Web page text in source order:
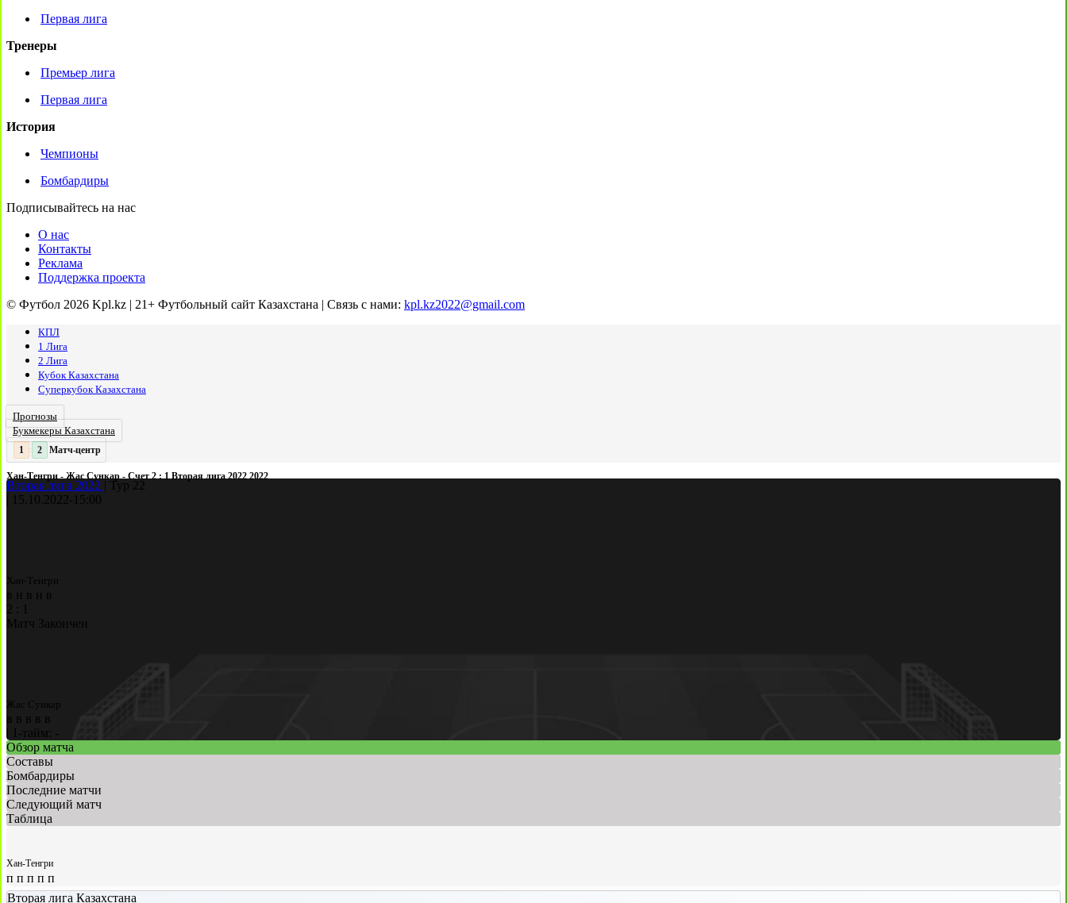
Первая лига
Тренеры
Премьер лига
Первая лига
История
Чемпионы
Бомбардиры
Подписывайтесь на нас
О нас
Контакты
Реклама
Поддержка проекта
© Футбол 2026 Kpl.kz | 21+ Футбольный сайт Казахстана | Связь с нами: kpl.kz2022@gmail.com
КПЛ
1 Лига
2 Лига
Кубок Казахстана
Суперкубок Казахстана
Прогнозы
Букмекеры Казахстана
2 : 2 Матч-центр
Хан-Тенгри - Жас Сункар - Счет 2 : 1 Вторая лига 2022 2022
Вторая лига 2022
Тур 22
15.10.2022- 15:00
Хан-Тенгри
в н в н
в
2
1
Матч Закончен
Жас Сункар
в в в в в
1-тайм: -
Обзор матча
Составы
Бомбардиры
Последние матчи
Следующий матч
Таблица
Хан-Тенгри
п п п п п
Вторая лига Казахстана